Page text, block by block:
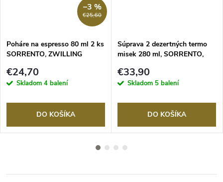
€25,60
–3 %
Poháre na espresso 80 ml 2 ks
SORRENTO, ZWILLING
€24,70
Skladom 4 balení
DO KOŠÍKA
Súprava 2 dezertných termo
misek 280 ml, SORRENTO,
€33,90
Skladom 5 balení
DO KOŠÍKA